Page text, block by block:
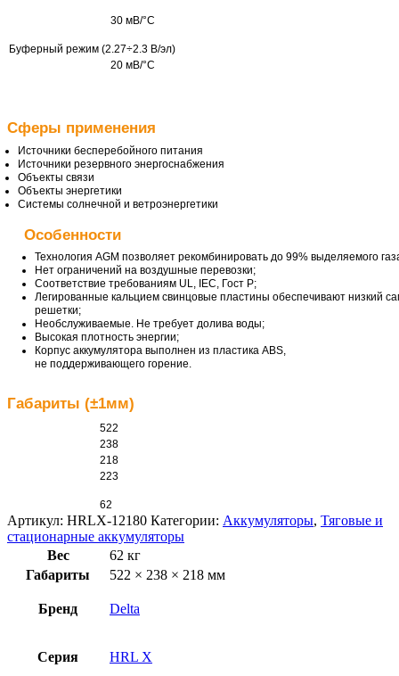
30 мВ/°С
Буферный режим (2.27÷2.3 В/эл)
20 мВ/°С
Cферы применения
Источники бесперебойного питания
Источники резервного энергоснабжения
Объекты связи
Объекты энергетики
Системы солнечной и ветроэнергетики
Особенности
Технология AGM позволяет рекомбинировать до 99% выделяемого
Нет ограничений на воздушные перевозки;
Соответствие требованиям UL, IEC, Гост Р;
Легированные кальцием свинцовые пластины обеспечивают низкий
решетки;
Необслуживаемые. Не требует долива воды;
Высокая плотность энергии;
Корпус аккумулятора выполнен из пластика ABS,
не поддерживающего горение.
Габариты (±1мм)
522
238
218
223
62
Артикул: HRLX-12180 Категории: Аккумуляторы, Тяговые и
стационарные аккумуляторы
Вес
62 кг
Габариты
522 × 238 × 218 мм
Бренд Delta
Серия HRL X